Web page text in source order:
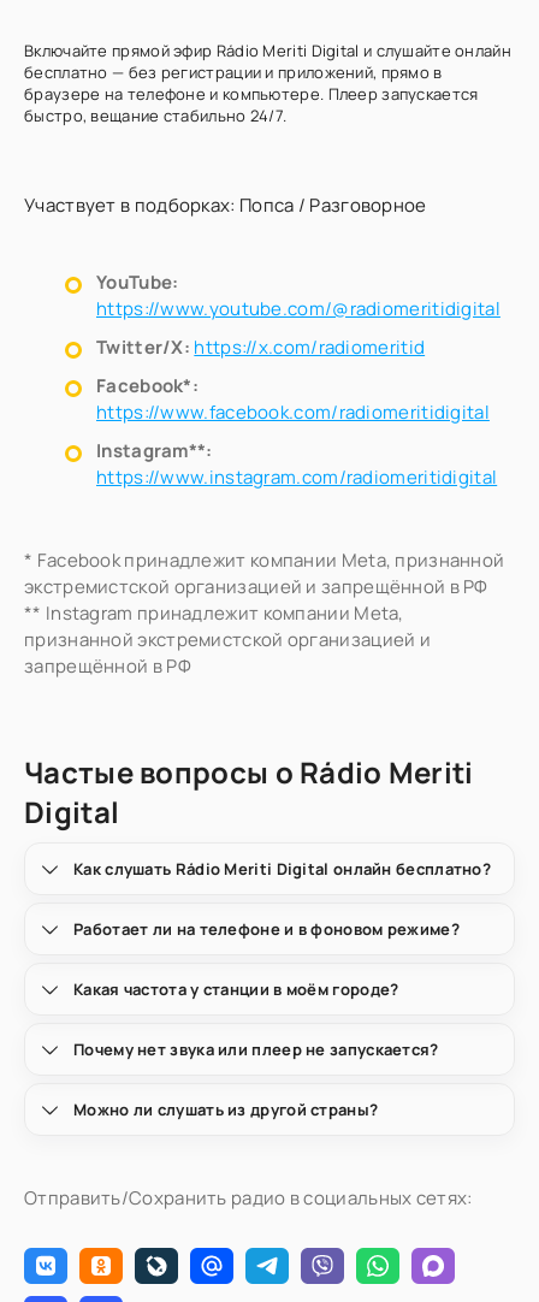
Включайте прямой эфир Rádio Meriti Digital и слушайте онлайн
бесплатно — без регистрации и приложений, прямо в
браузере на телефоне и компьютере. Плеер запускается
быстро, вещание стабильно 24/7.
Участвует в подборках: Попса / Разговорное
YouTube:
https://www.youtube.com/@radiomeritidigital
Twitter/X: https://x.com/radiomeritid
Facebook*:
https://www.facebook.com/radiomeritidigital
Instagram**:
https://www.instagram.com/radiomeritidigital
* Facebook принадлежит компании Meta, признанной
экстремистской организацией и запрещённой в РФ
** Instagram принадлежит компании Meta,
признанной экстремистской организацией и
запрещённой в РФ
Частые вопросы о Rádio Meriti
Digital
Как слушать Rádio Meriti Digital онлайн бесплатно?
Работает ли на телефоне и в фоновом режиме?
Какая частота у станции в моём городе?
Почему нет звука или плеер не запускается?
Можно ли слушать из другой страны?
Отправить/Сохранить радио в социальных сетях: